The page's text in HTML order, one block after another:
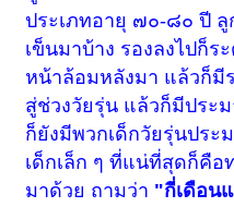
ประเภทอายุ ๗๐-๘๐ ปี ลู
เข็นมาบ้าง รองลงไปก็
หน้าล้อมหลังมา แล้วก็มี
สู่ช่วงวัยรุ่น แล้วก็มีประ
ก็ยังมีพวกเด็กวัยรุ่นปร
เด็กเล็ก ๆ ที่แน่ที่สุดก็คือ
มาด้วย ถามว่า "กี่เดือน